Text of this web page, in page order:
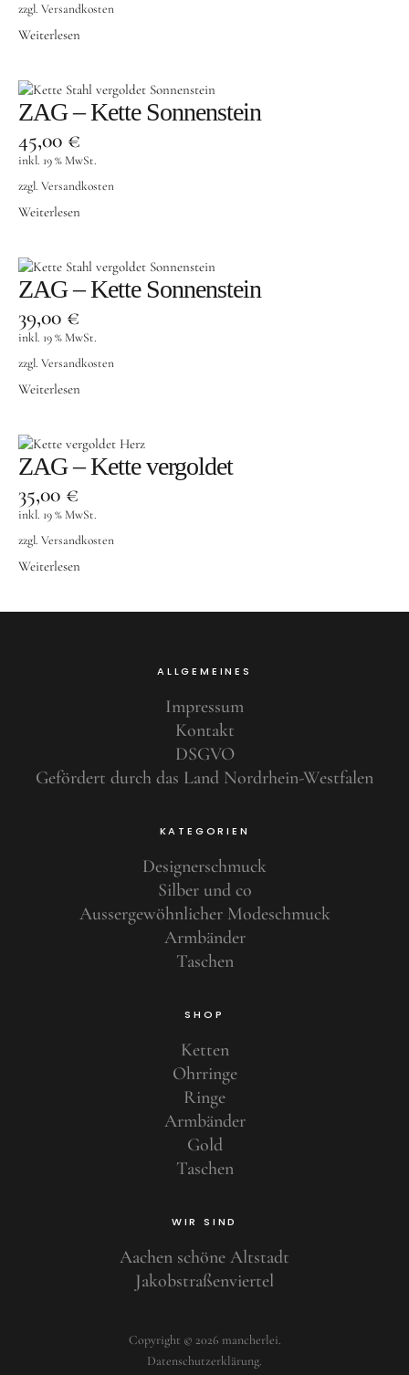
zzgl. Versandkosten
Weiterlesen
ZAG – Kette Sonnenstein
45,00 €
inkl. 19 % MwSt.
zzgl. Versandkosten
Weiterlesen
ZAG – Kette Sonnenstein
39,00 €
inkl. 19 % MwSt.
zzgl. Versandkosten
Weiterlesen
ZAG – Kette vergoldet
35,00 €
inkl. 19 % MwSt.
zzgl. Versandkosten
Weiterlesen
ALLGEMEINES
Impressum
Kontakt
DSGVO
Gefördert durch das Land Nordrhein-Westfalen
KATEGORIEN
Designerschmuck
Silber und co
Aussergewöhnlicher Modeschmuck
Armbänder
Taschen
SHOP
Ketten
Ohrringe
Ringe
Armbänder
Gold
Taschen
WIR SIND
Aachen schöne Altstadt
Jakobstraßenviertel
Copyright © 2026 mancherlei
Datenschutzerklärung